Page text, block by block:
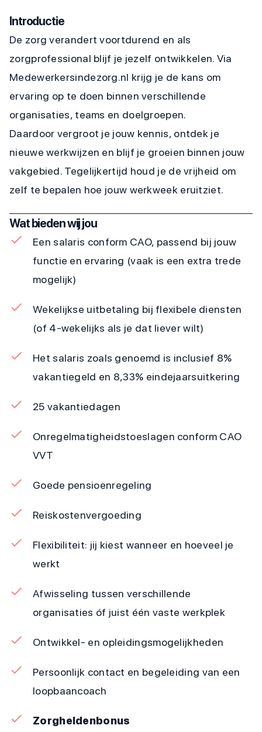
Introductie
De zorg verandert voortdurend en als
zorgprofessional blijf je jezelf ontwikkelen. Via
Medewerkersindezorg.nl krijg je de kans om
ervaring op te doen binnen verschillende
organisaties, teams en doelgroepen.
Daardoor vergroot je jouw kennis, ontdek je
nieuwe werkwijzen en blijf je groeien binnen jouw
vakgebied. Tegelijkertijd houd je de vrijheid om
zelf te bepalen hoe jouw werkweek eruitziet.
Wat bieden wij jou
Een salaris conform CAO, passend bij jouw
functie en ervaring (vaak is een extra trede
mogelijk)
Wekelijkse uitbetaling bij flexibele diensten
(of 4-wekelijks als je dat liever wilt)
Het salaris zoals genoemd is inclusief 8%
vakantiegeld en 8,33% eindejaarsuitkering
25 vakantiedagen
Onregelmatigheidstoeslagen conform CAO
VVT
Goede pensioenregeling
Reiskostenvergoeding
Flexibiliteit: jij kiest wanneer en hoeveel je
werkt
Afwisseling tussen verschillende
organisaties óf juist één vaste werkplek
Ontwikkel- en opleidingsmogelijkheden
Persoonlijk contact en begeleiding van een
loopbaancoach
Zorgheldenbonus